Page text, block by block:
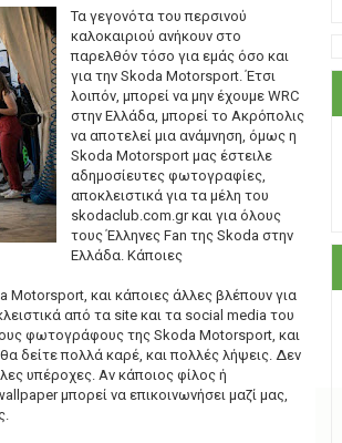
Τα γεγονότα του περσινού
καλοκαιριού ανήκουν στο
παρελθόν τόσο για εμάς όσο και
για την Skoda Motorsport. Έτσι
λοιπόν, μπορεί να μην έχουμε WRC
στην Ελλάδα, μπορεί το Ακρόπολις
να αποτελεί μια ανάμνηση, όμως η
Skoda Motorsport μας έστειλε
αδημοσίευτες φωτογραφίες,
αποκλειστικά για τα μέλη του
skodaclub.com.gr και για όλους
τους Έλληνες Fan της Skoda στην
Ελλάδα. Κάποιες
και κάποιες άλλες βλέπουν για
από τα site και τα social media του
φωτογράφους της Skoda Motorsport, και
δείτε πολλά καρέ, και πολλές λήψεις. Δεν
υπέροχες. Αν κάποιος φίλος ή
μπορεί να επικοινωνήσει μαζί μας,